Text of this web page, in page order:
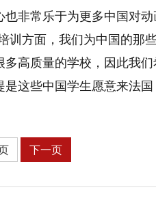
非常乐于为更多中国对动
训方面，我们为中国的那
高质量的学校，因此我们
这些中国学生愿意来法国
下一页